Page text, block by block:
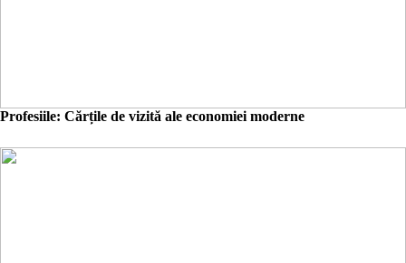
Profesiile: Cărțile de vizită ale economiei moderne